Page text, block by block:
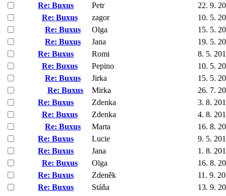
Re: Buxus
Petr
22. 9.
Re: Buxus
zagor
10. 5.
Re: Buxus
Olga
15. 5.
Re: Buxus
Jana
19. 5.
Re: Buxus
Romi
8. 5.
Re: Buxus
Pepino
10. 5.
Re: Buxus
Jirka
15. 5.
Re: Buxus
Mirka
26. 7.
Re: Buxus
Zdenka
3. 8.
Re: Buxus
Zdenka
4. 8.
Re: Buxus
Marta
16. 8.
Re: Buxus
Lucie
9. 5.
Re: Buxus
Jana
1. 8.
Re: Buxus
Olga
16. 8.
Re: Buxus
Zdeněk
11. 9.
Re: Buxus
Stáňa
13. 9.